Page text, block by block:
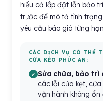
hiểu cả lắp đặt lẫn bảo
trước để mô tả tình
yêu cầu báo giá từng
CÁC DỊCH VỤ CÓ THỂ
CỬA KÉO PHÚC AN:
Sửa chữa, bảo trì
các lỗi cửa kẹt,
vận hành không ổn